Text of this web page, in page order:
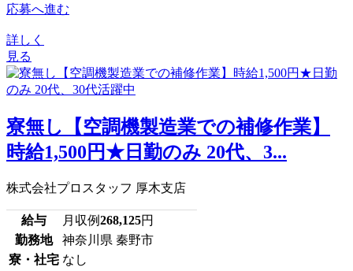
応募へ進む
詳しく
見る
寮無し【空調機製造業での補修作業】
時給1,500円★日勤のみ 20代、3...
株式会社プロスタッフ 厚木支店
給与 月収例268,125円
勤務地
神奈川県 秦野市
寮・社宅 なし